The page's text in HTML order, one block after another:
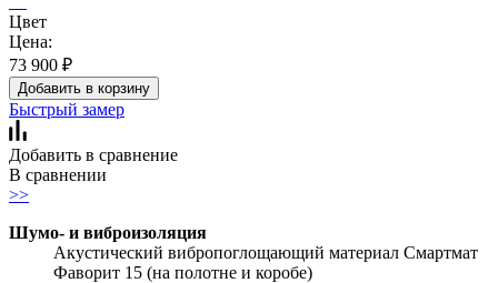
Цвет
Цена:
73 900 ₽
Добавить в корзину
Быстрый замер
Добавить в сравнение
В сравнении
>>
Шумо- и виброизоляция
Акустический вибропоглощающий материал Смартмат
Фаворит 15 (на полотне и коробе)